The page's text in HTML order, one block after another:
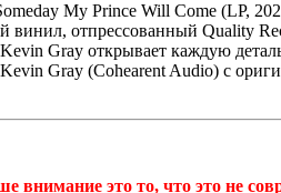
My Prince Will Come (LP,
винил, отпрессованный Quality
Gray открывает каждую
Gray (Cohearent Audio) с
это то, что это не